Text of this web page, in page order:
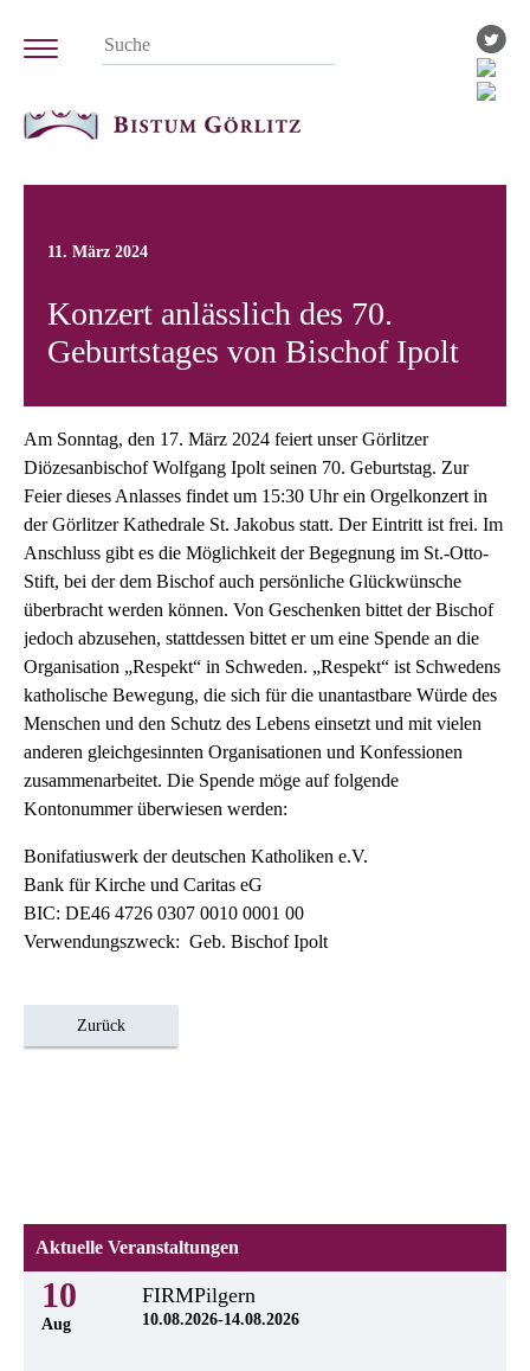
11. März 2024
Konzert anlässlich des 70.
Geburtstages von Bischof Ipolt
Am Sonntag, den 17. März 2024 feiert unser Görlitzer
Diözesanbischof Wolfgang Ipolt seinen 70. Geburtstag. Zur
Feier dieses Anlasses findet um 15:30 Uhr ein Orgelkonzert in
der Görlitzer Kathedrale St. Jakobus statt. Der Eintritt ist frei. Im
Anschluss gibt es die Möglichkeit der Begegnung im St.-Otto-
Stift, bei der dem Bischof auch persönliche Glückwünsche
überbracht werden können. Von Geschenken bittet der Bischof
jedoch abzusehen, stattdessen bittet er um eine Spende an die
Organisation „Respekt“ in Schweden. „Respekt“ ist Schwedens
katholische Bewegung, die sich für die unantastbare Würde des
Menschen und den Schutz des Lebens einsetzt und mit vielen
anderen gleichgesinnten Organisationen und Konfessionen
zusammenarbeitet. Die Spende möge auf folgende
Kontonummer überwiesen werden:
Bonifatiuswerk der deutschen Katholiken e.V.
Bank für Kirche und Caritas eG
BIC: DE46 4726 0307 0010 0001 00
Verwendungszweck: Geb. Bischof Ipolt
Zurück
Aktuelle Veranstaltungen
10
Aug
FIRMPilgern
10.08.2026-14.08.2026